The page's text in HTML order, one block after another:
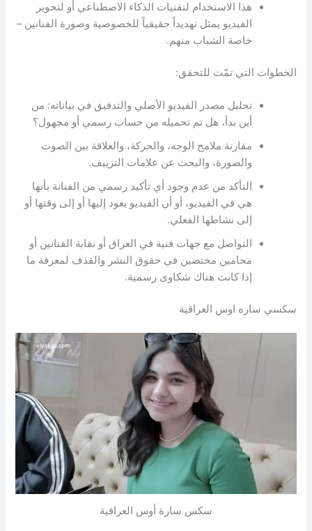
هذا الاستخدام لتقنيات الذكاء الاصطناعي أو لتحوير
الفيديو يمثل تهديداً حقيقياً للخصوصية وصورة الفنانين –
خاصة الشباب منهم.
الخطوات التي تمّت للتحقق:
تحليل مصدر الفيديو الأصلي والتدقيق في بياناته: من
أين بدأ، هل تم تحميله من حساب رسمي أو مجهول؟
مقارنة ملامح الوجه، والحركة، والعلاقة بين الصوت
والصورة، والبحث عن علامات التزييف.
التأكد من عدم وجود أي تأكيد رسمي من الفنانة بأنها
هي في الفيديو، أو أن الفيديو يعود إليها أو إلى وقتها أو
إلى نشاطها الفعلي.
التواصل مع جهات فنية في العراق أو نقابة الفنانين أو
محامين مختصين في حقوق النشر والقذف لمعرفة ما
إذا كانت هناك شكاوى رسمية.
سكسي ساره اوس العراقية
سكس سارة أوس العراقية